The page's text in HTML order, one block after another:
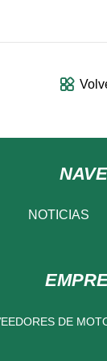
NOTICIAS
DE